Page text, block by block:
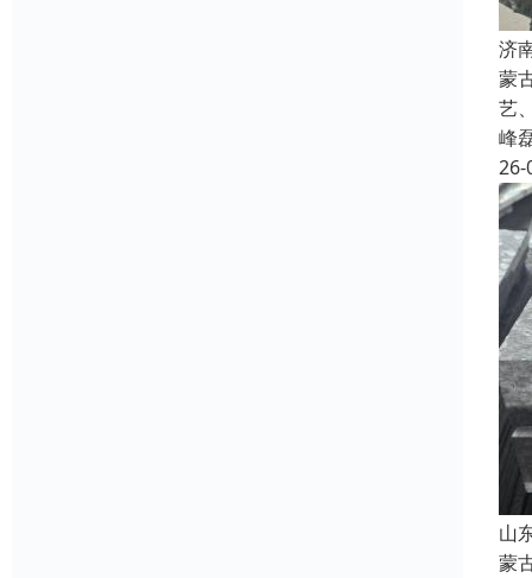
济
蒙
艺
峰
26-
山
蒙